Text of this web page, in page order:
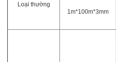
Loại thường
1m*100m*3mm